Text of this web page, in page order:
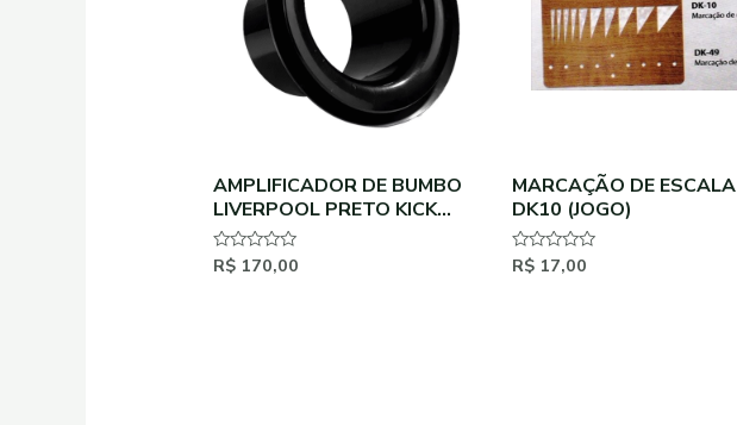
AMPLIFICADOR DE BUMBO
LIVERPOOL PRETO KICK
PORT
Avaliação
R$170,00
MARCAÇÃO DE ESCALA
DK10 (JOGO)
Avaliação
R$ 17,00